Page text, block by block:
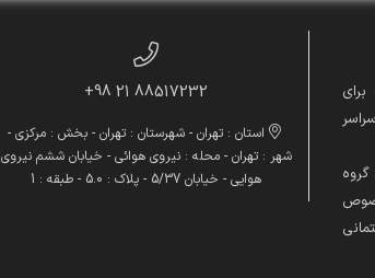
گروه
88517232 21 98+
استان : تهران - شهرستان : تهران - بخش : مرکزی -
شهر : تهران - محله : نیروی هوائی - خیابان ششم نیروی
هوایی - خیابان 5/37 - پلاک : 5.0 - طبقه : 1